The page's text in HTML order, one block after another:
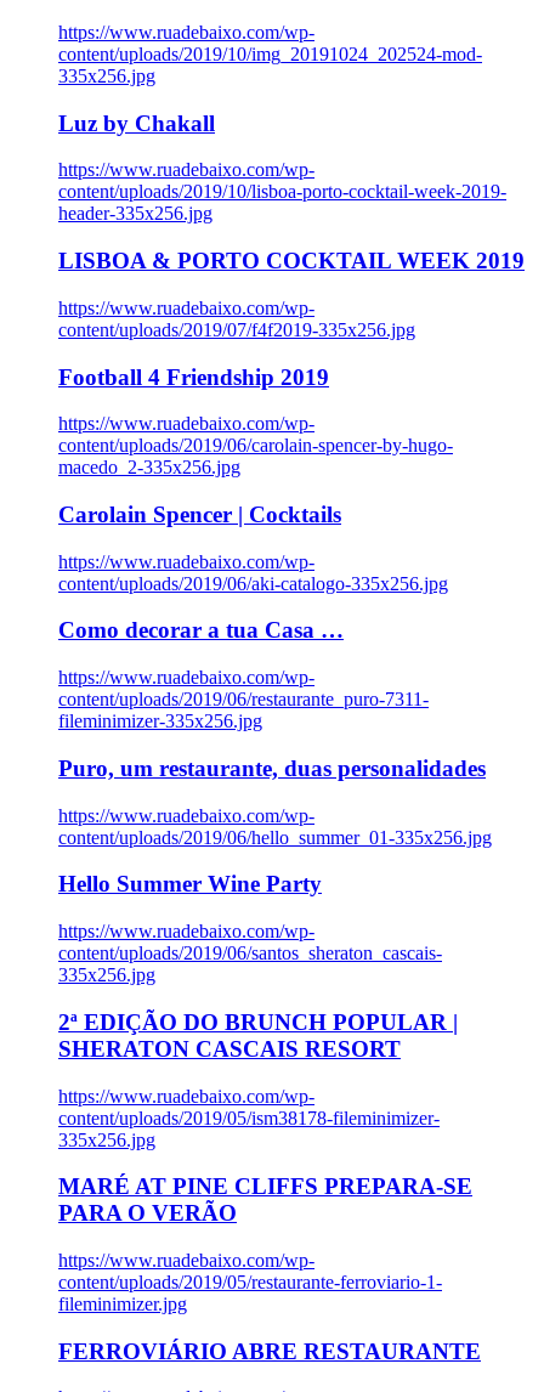
https://www.ruadebaixo.com/wp-
content/uploads/2019/10/img_20191024_202524-mod-
335x256.jpg
Luz by Chakall
https://www.ruadebaixo.com/wp-
content/uploads/2019/10/lisboa-porto-cocktail-week-2019-
header-335x256.jpg
LISBOA & PORTO COCKTAIL WEEK 2019
https://www.ruadebaixo.com/wp-
content/uploads/2019/07/f4f2019-335x256.jpg
Football 4 Friendship 2019
https://www.ruadebaixo.com/wp-
content/uploads/2019/06/carolain-spencer-by-hugo-
macedo_2-335x256.jpg
Carolain Spencer | Cocktails
https://www.ruadebaixo.com/wp-
content/uploads/2019/06/aki-catalogo-335x256.jpg
Como decorar a tua Casa …
https://www.ruadebaixo.com/wp-
content/uploads/2019/06/restaurante_puro-7311-
fileminimizer-335x256.jpg
Puro, um restaurante, duas personalidades
https://www.ruadebaixo.com/wp-
content/uploads/2019/06/hello_summer_01-335x256.jpg
Hello Summer Wine Party
https://www.ruadebaixo.com/wp-
content/uploads/2019/06/santos_sheraton_cascais-
335x256.jpg
2ª EDIÇÃO DO BRUNCH POPULAR |
SHERATON CASCAIS RESORT
https://www.ruadebaixo.com/wp-
content/uploads/2019/05/ism38178-fileminimizer-
335x256.jpg
MARÉ AT PINE CLIFFS PREPARA-SE
PARA O VERÃO
https://www.ruadebaixo.com/wp-
content/uploads/2019/05/restaurante-ferroviario-1-
fileminimizer.jpg
FERROVIÁRIO ABRE RESTAURANTE